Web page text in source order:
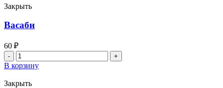
Закрыть
Васаби
60 ₽
Количество
товара
Васаби
В корзину
Закрыть